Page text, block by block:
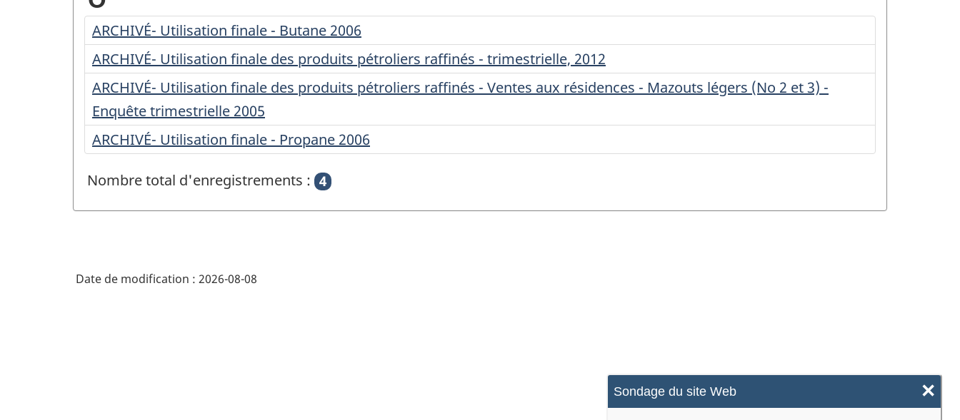
Sondage du site Web ×
des
questionnaires
commençant
par
la
lettre
ARCHIVÉ- Utilisation finale - Butane 2006
ARCHIVÉ- Utilisation finale des produits pétroliers raffinés - trimestrielle, 2012
ARCHIVÉ- Utilisation finale des produits pétroliers raffinés - Ventes aux résidences - Mazouts légers (No 2 et 3) -
Enquête trimestrielle 2005
ARCHIVÉ- Utilisation finale - Propane 2006
Nombre total d'enregistrements : 4
Date de modification : 2026-08-08